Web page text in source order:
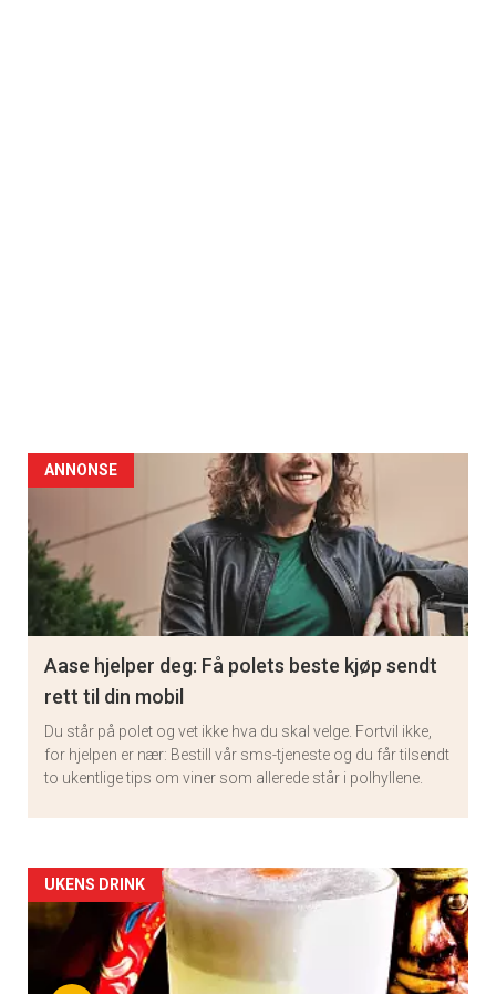
ANNONSE
Aase hjelper deg: Få polets beste kjøp sendt
rett til din mobil
Du står på polet og vet ikke hva du skal velge. Fortvil ikke,
for hjelpen er nær: Bestill vår sms-tjeneste og du får tilsendt
to ukentlige tips om viner som allerede står i polhyllene.
Artikler
detail
UKENS DRINK